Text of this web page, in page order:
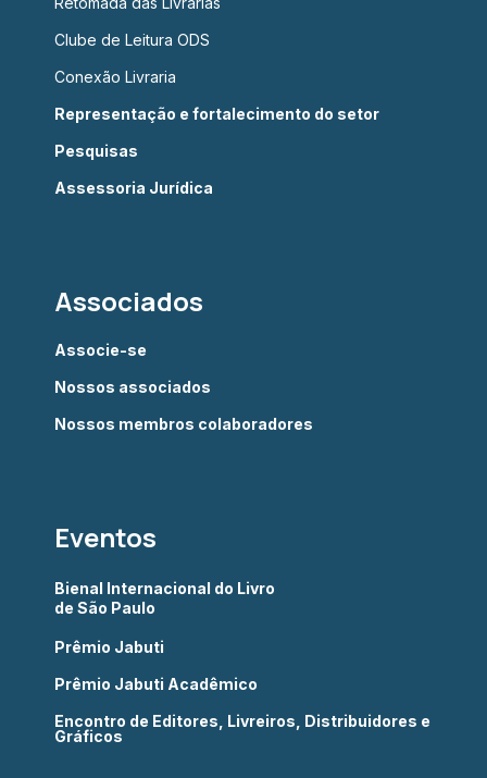
Clube de Leitura ODS
Conexão Livraria
Representação e fortalecimento do setor
Pesquisas
Assessoria Jurídica
Associados
Associe-se
Nossos associados
Nossos membros colaboradores
Eventos
Bienal Internacional do Livro
de São Paulo
Prêmio Jabuti
Prêmio Jabuti Acadêmico
Encontro de Editores, Livreiros, Distribuidores e
Gráficos